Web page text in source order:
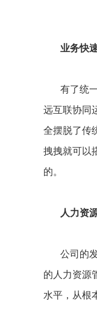
业务快
有了统
远互联协同
全摆脱了传
拽拽就可以
的。
人力资
公司的
的人力资源
水平，从根